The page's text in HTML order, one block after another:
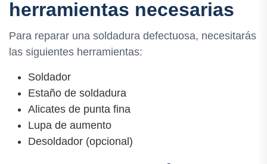
herramientas necesarias
Para reparar una soldadura defectuosa, necesitarás
las siguientes herramientas:
Soldador
Estaño de soldadura
Alicates de punta fina
Lupa de aumento
Desoldador (opcional)